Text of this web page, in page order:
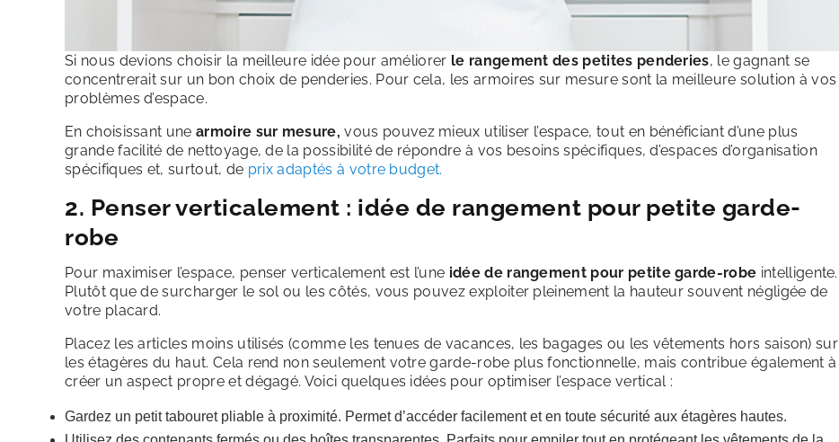
Si nous devions choisir la meilleure idée pour améliorer le rangement des petites penderies, le gagnant se
concentrerait sur un bon choix de penderies. Pour cela, les armoires sur mesure sont la meilleure solution à vos
problèmes d’espace.
En choisissant unearmoire sur mesure,vous pouvez mieux utiliser l’espace, tout en bénéficiant d’une plus
grande facilité de nettoyage, de la possibilité de répondre à vos besoins spécifiques, d’espaces d’organisation
spécifiques et, surtout, de prix adaptés à votre budget.
2. Penser verticalement : idée de rangement pour petite garde-
robe
Pour maximiser l’espace, penser verticalement est l’une idée de rangement pour petite garde-robe intelligente.
Plutôt que de surcharger le sol ou les côtés, vous pouvez exploiter pleinement la hauteur souvent négligée de
votre placard.
Placez les articles moins utilisés (comme les tenues de vacances, les bagages ou les vêtements hors saison) sur
les étagères du haut. Cela rend non seulement votre garde-robe plus fonctionnelle, mais contribue également à
créer un aspect propre et dégagé. Voici quelques idées pour optimiser l’espace vertical :
Gardez un petit tabouret pliable à proximité. Permet d’accéder facilement et en toute sécurité aux étagères hautes.